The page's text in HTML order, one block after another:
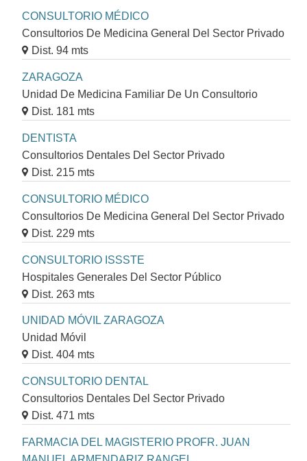
CONSULTORIO MÉDICO
Consultorios De Medicina General Del Sector Privado
Dist. 94 mts
ZARAGOZA
Unidad De Medicina Familiar De Un Consultorio
Dist. 181 mts
DENTISTA
Consultorios Dentales Del Sector Privado
Dist. 215 mts
CONSULTORIO MÉDICO
Consultorios De Medicina General Del Sector Privado
Dist. 229 mts
CONSULTORIO ISSSTE
Hospitales Generales Del Sector Público
Dist. 263 mts
UNIDAD MÓVIL ZARAGOZA
Unidad Móvil
Dist. 404 mts
CONSULTORIO DENTAL
Consultorios Dentales Del Sector Privado
Dist. 471 mts
FARMACIA DEL MAGISTERIO PROFR. JUAN